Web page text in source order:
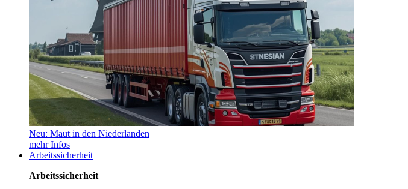
Neu: Maut in den Niederlanden
mehr Infos
Arbeitssicherheit
Arbeitssicherheit